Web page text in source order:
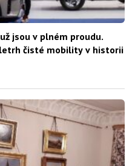
jsou v plném proudu.
čisté mobility v historii